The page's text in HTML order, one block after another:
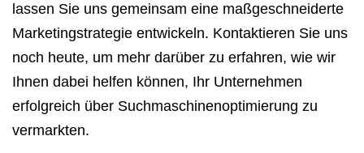
lassen Sie uns gemeinsam eine maßgeschneiderte
Marketingstrategie entwickeln. Kontaktieren Sie uns
noch heute, um mehr darüber zu erfahren, wie wir
Ihnen dabei helfen können, Ihr Unternehmen
erfolgreich über Suchmaschinenoptimierung zu
vermarkten.